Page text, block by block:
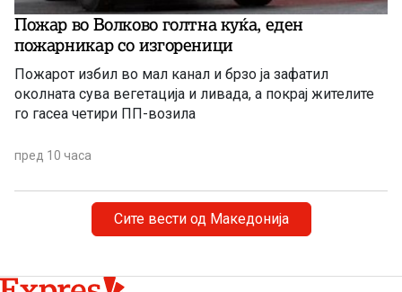
Пожар во Волково голтна куќа, еден
пожарникар со изгореници
Пожарот избил во мал канал и брзо ја зафатил
околната сува вегетација и ливада, а покрај жителите
го гасеа четири ПП-возила
пред 10 часа
Сите вести од Македонија